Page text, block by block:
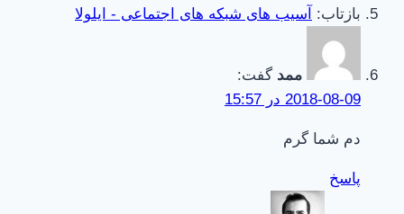
بازتاب:
آسیب های شبکه های اجتماعی - ایلولا
ممد گفت:
2018-08-09 در 15:57
دم شما گرم
پاسخ